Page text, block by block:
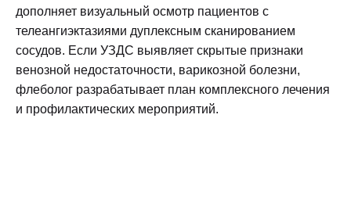
дополняет визуальный осмотр пациентов с
телеангиэктазиями дуплексным сканированием
сосудов. Если УЗДС выявляет скрытые признаки
венозной недостаточности, варикозной болезни,
флеболог разрабатывает план комплексного лечения
и профилактических мероприятий.